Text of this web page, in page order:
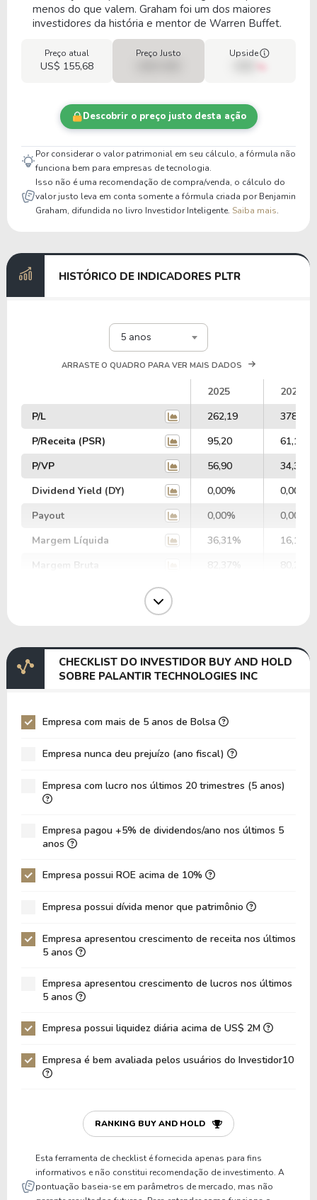
menos do que valem. Graham foi um dos maiores
investidores da história e mentor de Warren Buffet.
Preço atual
US$ 155,68
Preço Justo Upside
Descobrir o preço justo desta ação
Por considerar o valor patrimonial em seu cálculo, a fórmula não
funciona bem para empresas de tecnologia.
Isso não é uma recomendação de compra/venda, o cálculo do
valor justo leva em conta somente a fórmula criada por Benjamin
Graham, difundida no livro Investidor Inteligente. Saiba mais.
HISTÓRICO DE INDICADORES PLTR
5 anos
ARRASTE O QUADRO PARA VER MAIS DADOS
2025
2024
P/L
262,19
378,80
P/Receita (PSR)
95,20
61,10
P/VP
56,90
34,37
Dividend Yield (DY)
0,00%
0,00%
Payout
0,00%
0,00%
Margem Líquida
36,31%
16,13%
Margem Bruta
82,37%
80,25%
EV/EBITDA
491,80
EV/EBIT
P/EBITDA
295,85
P/Ativo
47,87
VPA
3,12
2,20
Giro de Ativos
0,16
0,13
ROA
18,26%
Dívida Líquida / Patrimônio
-0,96
-1,03
Dívida Líquida / EBIT
-12,47
-473,73
Patrimônio / Ativos
Passivos / Ativos
0,16
0,20
40,88
P/Ativo Circ Líq
42,27
CHECKLIST DO INVESTIDOR BUY AND HOLD
SOBRE PALANTIR TECHNOLOGIES INC
Empresa com mais de 5 anos de Bolsa
Empresa nunca deu prejuízo (ano fiscal)
Empresa com lucro nos últimos 20 trimestres (5 anos)
Empresa pagou +5% de dividendos/ano nos últimos 5
anos
Empresa possui ROE acima de 10%
Empresa possui dívida menor que patrimônio
Empresa apresentou crescimento de receita nos últimos
5 anos
Empresa apresentou crescimento de lucros nos últimos
5 anos
Empresa possui liquidez diária acima de US$ 2M
Empresa é bem avaliada pelos usuários do Investidor10
RANKING BUY AND HOLD
Esta ferramenta de checklist é fornecida apenas para fins
informativos e não constitui recomendação de investimento. A
pontuação baseia-se em parâmetros de mercado, mas não